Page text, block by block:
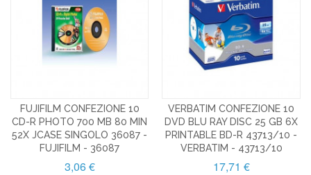
FUJIFILM CONFEZIONE 10
CD-R PHOTO 700 MB 80 MIN
52X JCASE SINGOLO 36087 -
FUJIFILM - 36087
3,06 €
VERBATIM CONFEZIONE 10
DVD BLU RAY DISC 25 GB 6X
PRINTABLE BD-R 43713/10 -
VERBATIM - 43713/10
17,71 €